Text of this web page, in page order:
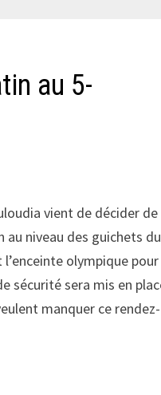
au 5-
vient de décider de
niveau des guichets du
olympique pour
sécurité sera mis en
manquer ce rendez-